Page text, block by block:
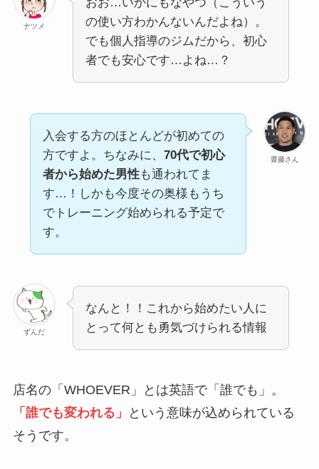
ナツメ
の使い方わかんないんだよね）。
でも個人指導のジムだから、初心
者でも安心です…よね…？
齋藤さん
入会する方のほとんどが初めての
方ですよ。ちなみに、 70代で初心
者から始めた男性も通われてま
す…！しかも今度その奥様もうち
でトレーニング始められる予定で
す。
ずんだ
なんと！！これから始めたい人に
とって何とも勇気づけられる情報
店名の「WHOEVER」とは英語で「誰でも」。
「誰でも変われる」
という意味が込められている
そうです。